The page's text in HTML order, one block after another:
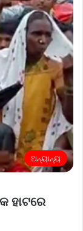
ଅନ୍ୟାନ୍ୟ
ହାଟରେ